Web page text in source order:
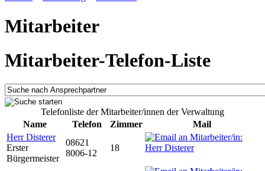
Mitarbeiter
Mitarbeiter-Telefon-Liste
Telefonliste der Mitarbeiter/innen der Verwaltung
Name
Telefon Zimmer
Mail
Herr Disterer
Erster
Bürgermeister
08621
8006-12
18